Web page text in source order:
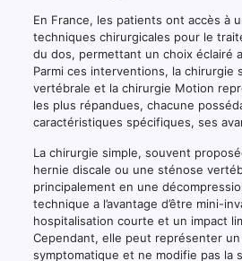
En France, les patients ont accès à
techniques chirurgicales pour le
du dos, permettant un choix éclairé
Parmi ces interventions, la chirurgie
vertébrale et la chirurgie Motion
les plus répandues, chacune
caractéristiques spécifiques, ses
La chirurgie simple, souvent
hernie discale ou une sténose
principalement en une
technique a l’avantage d’être mini-
hospitalisation courte et un impact
Cependant, elle peut représenter
symptomatique et ne modifie pas la